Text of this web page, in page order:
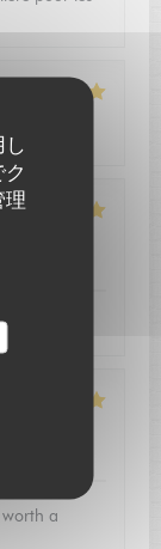
理
価格
a